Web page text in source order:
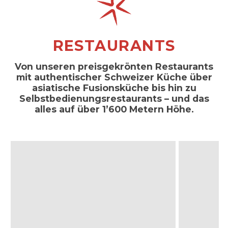
RESTAURANTS
Von unseren preisgekrönten Restaurants
mit authentischer Schweizer Küche über
asiatische Fusionsküche bis hin zu
Selbstbedienungsrestaurants – und das
alles auf über 1’600 Metern Höhe.